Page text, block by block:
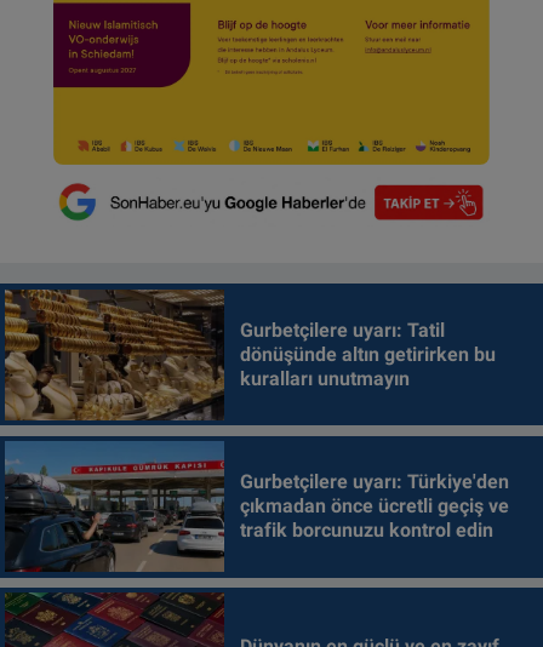
Gurbetçilere uyarı: Tatil
dönüşünde altın getirirken bu
kuralları unutmayın
Gurbetçilere uyarı: Türkiye'den
çıkmadan önce ücretli geçiş ve
trafik borcunuzu kontrol edin